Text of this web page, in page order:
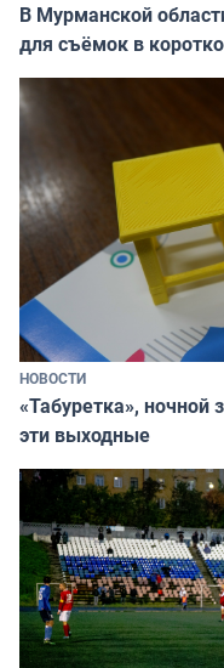
В Мурманской
для съёмок в
НОВОСТИ
«Табуретка», ночной
эти выходные